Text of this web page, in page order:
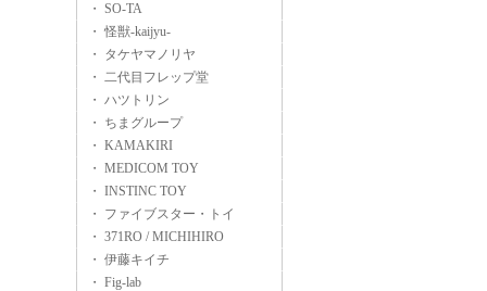
・ SO-TA
・ 怪獣-kaijyu-
・ タケヤマノリヤ
・ 二代目フレップ堂
・ ハツトリン
・ ちまグループ
・ KAMAKIRI
・ MEDICOM TOY
・ INSTINC TOY
・ ファイブスター・トイ
・ 371RO / MICHIHIRO
・ 伊藤キイチ
・ Fig-lab